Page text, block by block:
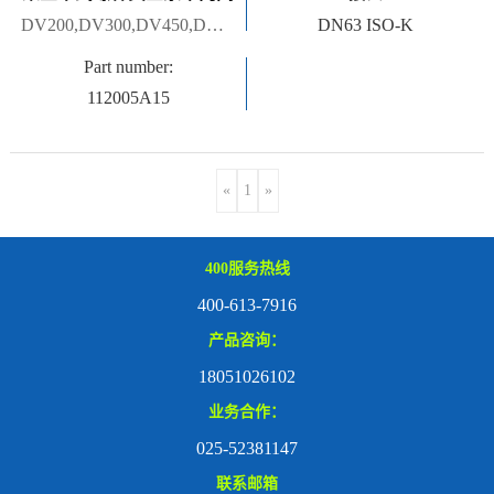
DV200,DV300,DV450,DV650
DN63 ISO-K
Part number:
112005A15
« 1 »
400服务热线
400-613-7916
产品咨询：
18051026102
业务合作：
025-52381147
联系邮箱